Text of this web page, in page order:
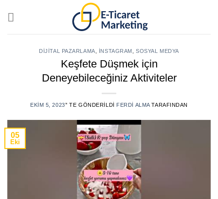
DIJITAL PAZARLAMA İNSTAGRAM ,SOSYAL MEDYA
Keşfete Düşmek için
Deneyebileceğiniz Aktiviteler
EKIM 5, 2023’' TE GÖNDERILDI FERDI ALMATARAFINDAN
05
Eki